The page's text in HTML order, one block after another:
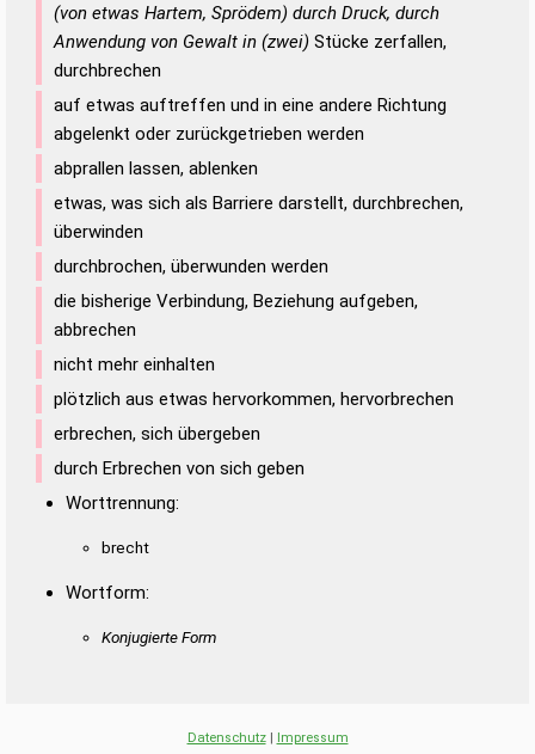
(von etwas Hartem, Sprödem) durch Druck, durch
Anwendung von Gewalt in (zwei) Stücke zerfallen,
durchbrechen
auf etwas auftreffen und in eine andere Richtung
abgelenkt oder zurückgetrieben werden
abprallen lassen, ablenken
etwas, was sich als Barriere darstellt, durchbrechen,
überwinden
durchbrochen, überwunden werden
die bisherige Verbindung, Beziehung aufgeben,
abbrechen
nicht mehr einhalten
plötzlich aus etwas hervorkommen, hervorbrechen
erbrechen, sich übergeben
durch Erbrechen von sich geben
Worttrennung:
brecht
Wortform:
Konjugierte Form
Datenschutz| Impressum